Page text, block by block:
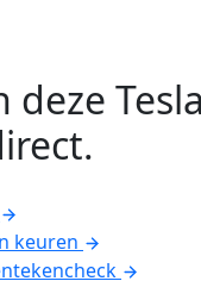
.
keuren